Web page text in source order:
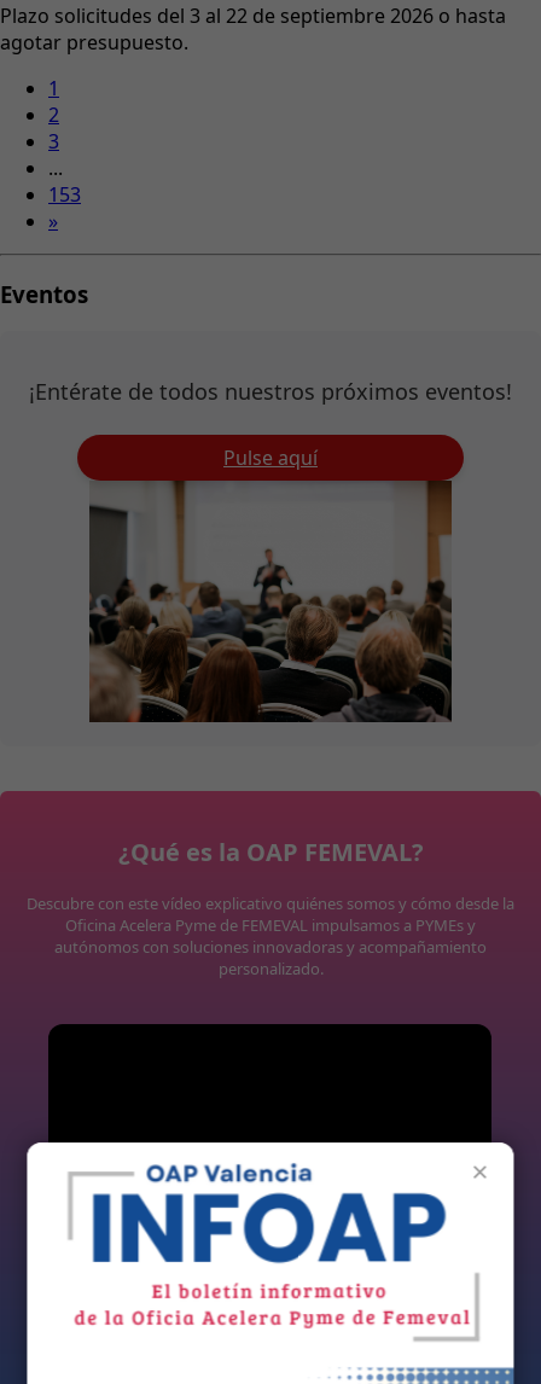
Plazo solicitudes del 3 al 22 de septiembre 2026 o hasta
agotar presupuesto.
1
2
3
...
153
»
Eventos
¡Entérate de todos nuestros próximos eventos!
Pulse aquí
¿Qué es la OAP FEMEVAL?
Descubre con este vídeo explicativo quiénes somos y cómo desde la
Oficina Acelera Pyme de FEMEVAL impulsamos a PYMEs y
autónomos con soluciones innovadoras y acompañamiento
personalizado.
×